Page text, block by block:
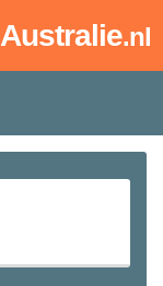
Australie.nl